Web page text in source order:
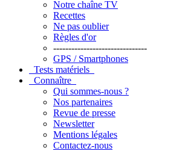
Notre chaîne TV
Recettes
Ne pas oublier
Règles d'or
-------------------------------
GPS / Smartphones
Tests matériels
Connaître
Qui sommes-nous ?
Nos partenaires
Revue de presse
Newsletter
Mentions légales
Contactez-nous